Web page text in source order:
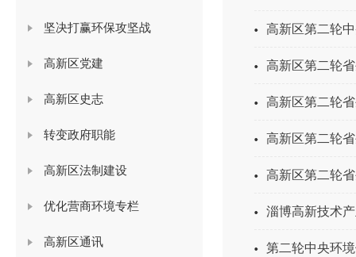
坚决打赢环保攻坚战
高新区党建
高新区史志
转变政府职能
高新区法制建设
优化营商环境专栏
高新区通讯
高新区第二轮
高新区第二轮
高新区第二轮
高新区第二轮
高新区第二轮
淄博高新技术
第二轮中央环